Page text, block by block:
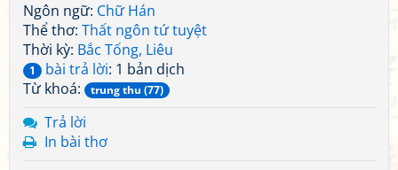
Ngôn ngữ: Chữ Hán
Thể thơ: Thất ngôn tứ tuyệt
Thời kỳ: Bắc Tống, Liêu
1 bài trả lời: 1 bản dịch
Từ khoá:
trung thu (77)
Trả lời
In bài thơ